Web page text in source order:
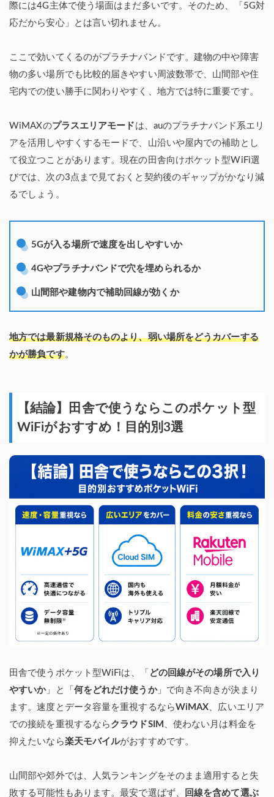
際には4G主体で使う場面はまだ多いです。そのため、「5G対
応だから安心」とは言い切れません。
ここで効いてくるのがプラチナバンドです。建物の中や障害
物の多い場所でも比較的届きやすい周波数帯で、山間部や住
宅内での使い勝手に関わりやすく、地方では特に重要です。
WiMAXのプラスエリアモード は、auのプラチナバンド系エリ
アを活用しやすくするモードで、山沿いや屋内での補助とし
て役立つことがあります。現在の田舎向けポケット型WiFi選
びでは、次の3点まで見ておくと契約後のギャップがかなり減
るでしょう。
5Gが入る場所で速度を出しやすいか
4Gやプラチナバンドで穴を埋められるか
山間部や建物内で補助回線が効くか
地方では最新規格そのものより、弱い場所をどうカバーする
かが勝負です。
【結論】田舎で使うならこのポケット型
WiFiがおすすめ！目的別3選
田舎で使うポケット型WiFiは、「 どの回線がその場所で入り
やすいか」と「 何をどれだけ使うか」で向き不向きが決まり
ます。速度とデータ容量を重視するならWiMAX 、広いエリア
での接続を重視するなら クラウドSIM
、使わない月は料金を
抑えたいなら楽天モバイルがおすすめです。
山間部や郊外では、人気ランキングをそのまま適用すると失
敗する可能性もあります。最安で選ばず、
回線を含めて選ぶ